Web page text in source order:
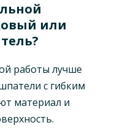
или
работы лучше
с гибким
материал и